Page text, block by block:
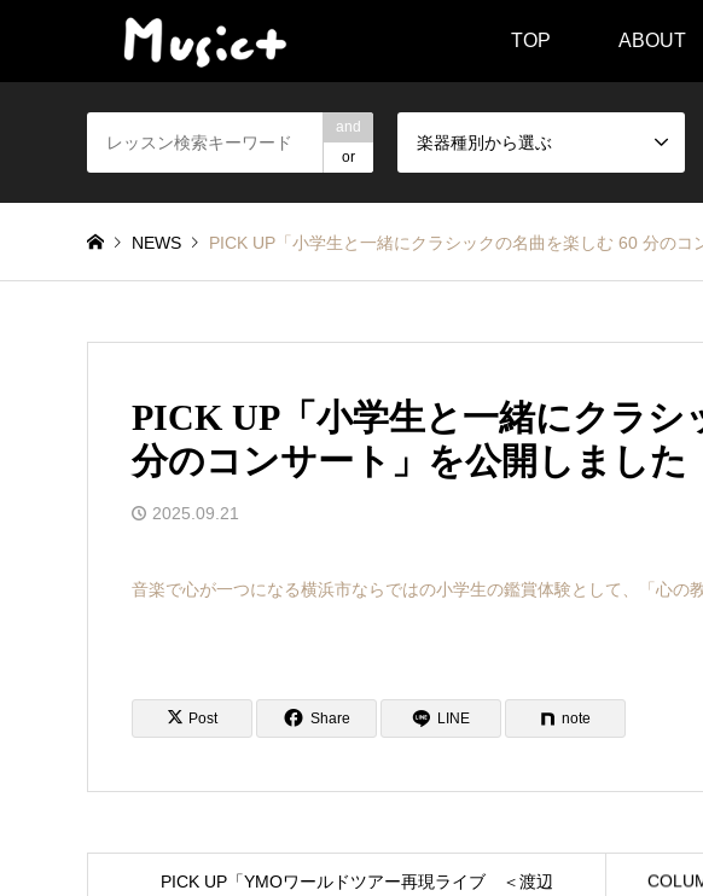
TOP ABOUT
and
or
楽器種別から選ぶ
NEWS PICK UP「小学生と一緒にクラシックの名曲を楽しむ 60 分のコ
PICK UP「小学生と一緒にクラシ
分のコンサート」を公開しました
2025.09.21
音楽で心が一つになる横浜市ならではの小学生の鑑賞体験として、「心の
Post Share LINE note
PICK UP「YMOワールドツアー再現ライブ ＜渡辺